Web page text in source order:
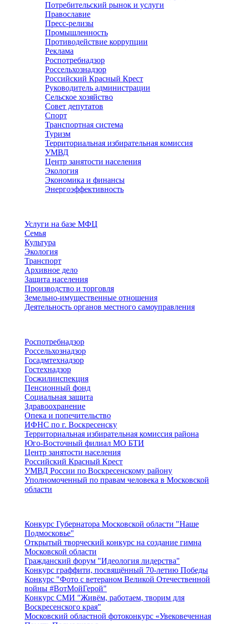
Потребительский рынок и услуги
Православие
Пресс-релизы
Промышленность
Противодействие коррупции
Реклама
Роспотребнадзор
Россельхознадзор
Российский Красный Крест
Руководитель администрации
Сельское хозяйство
Совет депутатов
Спорт
Транспортная система
Туризм
Территориальная избирательная комиссия
УМВД
Центр занятости населения
Экология
Экономика и финансы
Энергоэффективность
Услуги на базе МФЦ
Семья
Культура
Экология
Транспорт
Архивное дело
Защита населения
Производство и торговля
Земельно-имущественные отношения
Деятельность органов местного самоуправления
Роспотребнадзор
Россельхознадзор
Госадмтехнадзор
Гостехнадзор
Госжилинспекция
Пенсионный фонд
Социальная защита
Здравоохранение
Опека и попечительство
ИФНС по г. Воскресенску
Территориальная избирательная комиссия района
Юго-Восточный филиал МО БТИ
Центр занятости населения
Российский Красный Крест
УМВД России по Воскресенскому району
Уполномоченный по правам человека в Московской
области
Конкурс Губернатора Московской области "Наше
Подмосковье"
Открытый творческий конкурс на создание гимна
Московской области
Гражданский форум "Идеология лидерства"
Конкурс граффити, посвящённый 70-летию Победы
Конкурс "Фото с ветераном Великой Отечественной
войны #ВотМойГерой"
Конкурс СМИ "Живём, работаем, творим для
Воскресенского края"
Московский областной фотоконкурс «Увековеченная